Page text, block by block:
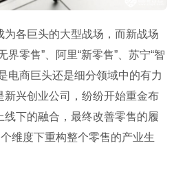
各巨头的大型战场，而新战场
零售”、阿里“新零售”、苏宁“智
商巨头还是细分领域中的有力
兴创业公司，纷纷开始重金布
线下的融合，最终改善零售的履
维度下重构整个零售的产业生